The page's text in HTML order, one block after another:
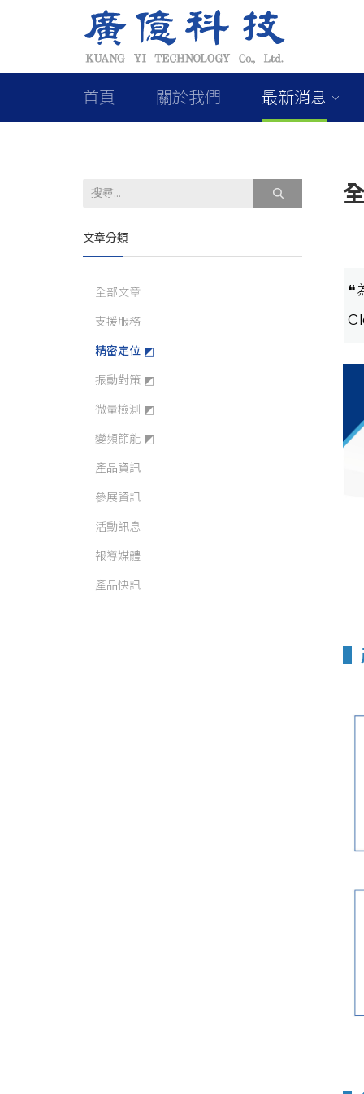
首頁 關於我們 最新消息
文章分類
全部文章
支援服務
精密定位 ◩
振動對策 ◩
微量檢測 ◩
變頻節能 ◩
產品資訊
參展資訊
活動訊息
報導媒體
產品快訊
❝